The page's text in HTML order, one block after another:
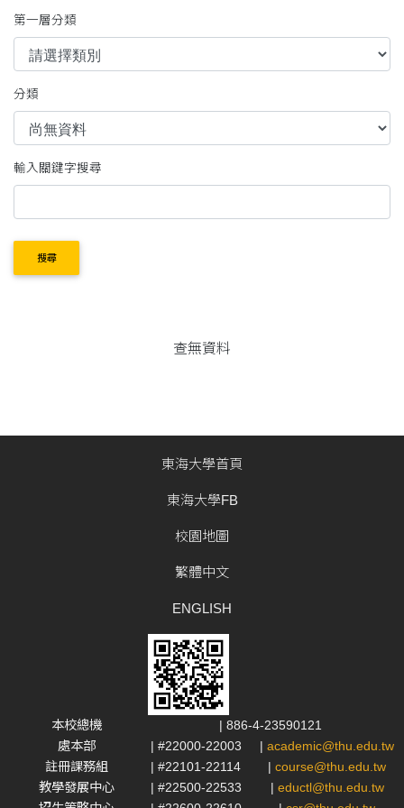
第一層分類
分類
輸入關鍵字搜尋
搜尋
查無資料
東海大學首頁
東海大學FB
校園地圖
繁體中文
ENGLISH
本校總機
| 886-4-23590121
處本部
| #22000-22003 | academic@thu.edu.tw
註冊課務組
| #22101-22114 | course@thu.edu.tw
教學發展中心
| #22500-22533 | eductl@thu.edu.tw